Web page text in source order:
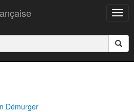
Démurger